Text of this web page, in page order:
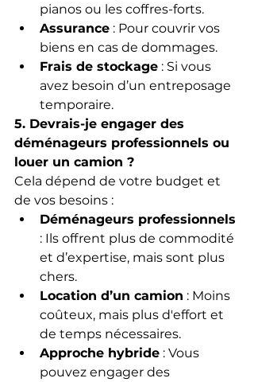
pianos ou les coffres-forts.
Assurance : Pour couvrir vos
biens en cas de dommages.
Frais de stockage : Si vous
avez besoin d’un entreposage
temporaire.
5. Devrais-je engager des
déménageurs professionnels ou
louer un camion ?
Cela dépend de votre budget et
de vos besoins :
Déménageurs professionnels
: Ils offrent plus de commodité
et d’expertise, mais sont plus
chers.
Location d’un camion : Moins
coûteux, mais plus d'effort et
de temps nécessaires.
Approche hybride : Vous
pouvez engager des